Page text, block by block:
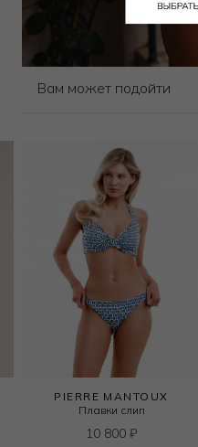
Выбрать размер
Вам может подойти
PIERRE MANTOUX
Плавки слип
10 800 ₽